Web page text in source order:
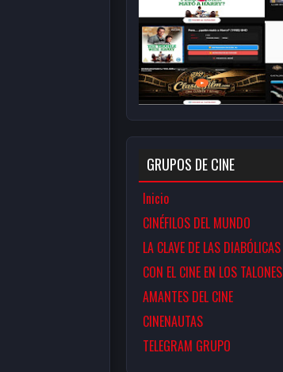
GRUPOS DE CINE
Inicio
CINÉFILOS DEL MUNDO
LA CLAVE DE LAS DIABÓLICAS
CON EL CINE EN LOS TALONES
AMANTES DEL CINE
CINENAUTAS
TELEGRAM GRUPO